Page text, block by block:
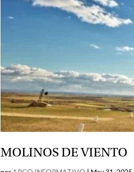
MOLINOS DE VIENTO